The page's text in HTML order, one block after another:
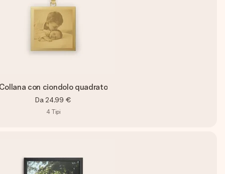
con ciondolo quadrato
Da 24,99 €
4 Tipi